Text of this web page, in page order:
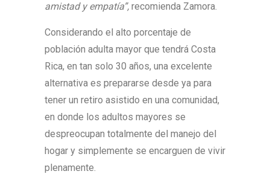
amistad y empatía”, recomienda Zamora.
Considerando el alto porcentaje de
población adulta mayor que tendrá Costa
Rica, en tan solo 30 años, una excelente
alternativa es prepararse desde ya para
tener un retiro asistido en una comunidad,
en donde los adultos mayores se
despreocupan totalmente del manejo del
hogar y simplemente se encarguen de vivir
plenamente.